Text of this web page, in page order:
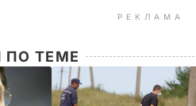
РЕКЛАМА
ПО ТЕМЕ